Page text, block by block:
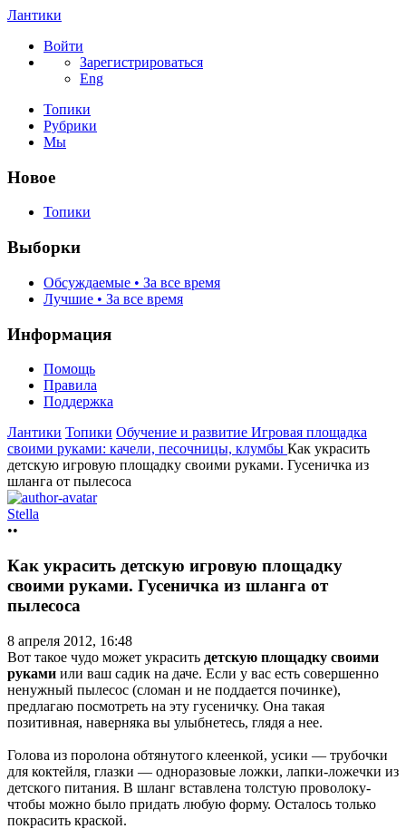
Лантики
Войти
Зарегистрироваться
Eng
Топики
Рубрики
Мы
Новое
Топики
Выборки
Обсуждаемые • За все время
Лучшие • За все время
Информация
Помощь
Правила
Поддержка
Лантики Топики Обучение и развитие Игровая площадка
своими руками: качели, песочницы, клумбы Как украсить
детскую игровую площадку своими руками. Гусеничка из
шланга от пылесоса
Stella
••
Как украсить детскую игровую площадку
своими руками. Гусеничка из шланга от
пылесоса
8 апреля 2012, 16:48
Вот такое чудо может украсить детскую площадку своими
руками или ваш садик на даче. Если у вас есть совершенно
ненужный пылесос (сломан и не поддается починке),
предлагаю посмотреть на эту гусеничку. Она такая
позитивная, наверняка вы улыбнетесь, глядя а нее.
Голова из поролона обтянутого клеенкой, усики — трубочки
для коктейля, глазки — одноразовые ложки, лапки-ложечки из
детского питания. В шланг вставлена толстую проволоку-
чтобы можно было придать любую форму. Осталось только
покрасить краской.